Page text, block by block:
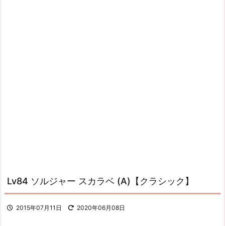
Lv84 ソルジャー スカラベ (A)【クラシック】
2015年07月11日 2020年06月08日